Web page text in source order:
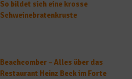
So bildet sich eine krosse
Schweinebratenkruste
Beachcomber – Alles über das
Restaurant Heinz Beck im Forte